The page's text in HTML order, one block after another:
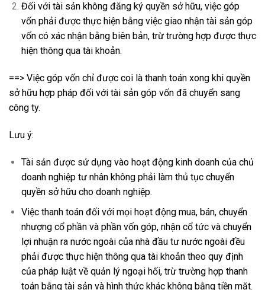
Đối với tài sản không đăng ký quyền sở hữu, việc góp
vốn phải được thực hiện bằng việc giao nhận tài sản góp
vốn có xác nhận bằng biên bản, trừ trường hợp được thực
hiện thông qua tài khoản.
==> Việc góp vốn chỉ được coi là thanh toán xong khi quyền
sở hữu hợp pháp đối với tài sản góp vốn đã chuyển sang
công ty.
Lưu ý:
Tài sản được sử dụng vào hoạt động kinh doanh của chủ
doanh nghiệp tư nhân không phải làm thủ tục chuyển
quyền sở hữu cho doanh nghiệp.
Việc thanh toán đối với mọi hoạt động mua, bán, chuyển
nhượng cổ phần và phần vốn góp, nhận cổ tức và chuyển
lợi nhuận ra nước ngoài của nhà đầu tư nước ngoài đều
phải được thực hiện thông qua tài khoản theo quy định
của pháp luật về quản lý ngoại hối, trừ trường hợp thanh
toán bằng tài sản và hình thức khác không bằng tiền mặt.